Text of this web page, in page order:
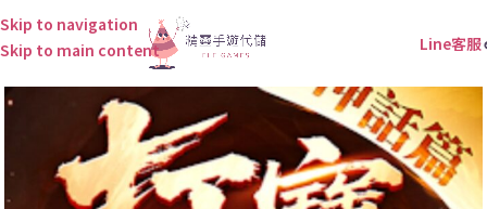
Skip to navigation
Skip to main content
Line客服